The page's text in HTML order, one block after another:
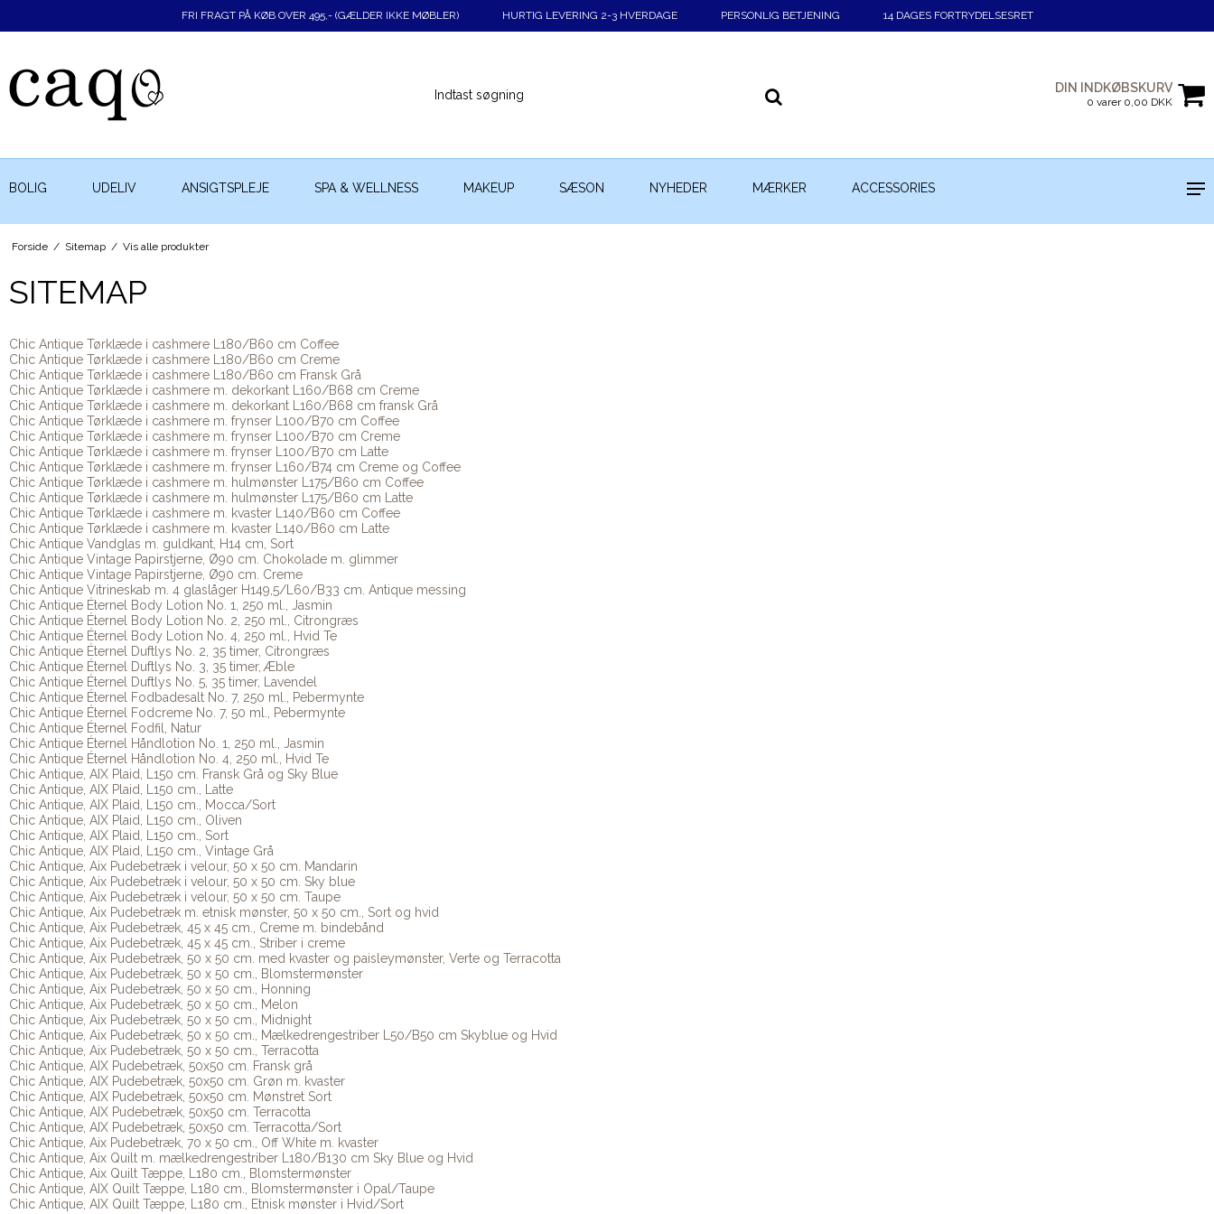
FRI FRAGT PÅ KØB OVER 495,- (GÆLDER IKKE MØBLER) HURTIG LEVERING 2-3 HVERDAGE PERSONLIG BETJENING 14 DAGES FORTRYDELSESRET
DIN INDKØBSKURV
0 varer 0,00 DKK
BOLIG UDELIV ANSIGTSPLEJE SPA & WELLNESS MAKEUP SÆSON NYHEDER MÆRKER ACCESSORIES
Forside / Sitemap / Vis alle produkter
SITEMAP
Chic Antique Tørklæde i cashmere L180/B60 cm Coffee
Chic Antique Tørklæde i cashmere L180/B60 cm Creme
Chic Antique Tørklæde i cashmere L180/B60 cm Fransk Grå
Chic Antique Tørklæde i cashmere m. dekorkant L160/B68 cm Creme
Chic Antique Tørklæde i cashmere m. dekorkant L160/B68 cm fransk Grå
Chic Antique Tørklæde i cashmere m. frynser L100/B70 cm Coffee
Chic Antique Tørklæde i cashmere m. frynser L100/B70 cm Creme
Chic Antique Tørklæde i cashmere m. frynser L100/B70 cm Latte
Chic Antique Tørklæde i cashmere m. frynser L160/B74 cm Creme og Coffee
Chic Antique Tørklæde i cashmere m. hulmønster L175/B60 cm Coffee
Chic Antique Tørklæde i cashmere m. hulmønster L175/B60 cm Latte
Chic Antique Tørklæde i cashmere m. kvaster L140/B60 cm Coffee
Chic Antique Tørklæde i cashmere m. kvaster L140/B60 cm Latte
Chic Antique Vandglas m. guldkant, H14 cm, Sort
Chic Antique Vintage Papirstjerne, Ø90 cm. Chokolade m. glimmer
Chic Antique Vintage Papirstjerne, Ø90 cm. Creme
Chic Antique Vitrineskab m. 4 glaslåger H149,5/L60/B33 cm. Antique messing
Chic Antique Éternel Body Lotion No. 1, 250 ml., Jasmin
Chic Antique Éternel Body Lotion No. 2, 250 ml., Citrongræs
Chic Antique Éternel Body Lotion No. 4, 250 ml., Hvid Te
Chic Antique Éternel Duftlys No. 2, 35 timer, Citrongræs
Chic Antique Éternel Duftlys No. 3, 35 timer, Æble
Chic Antique Éternel Duftlys No. 5, 35 timer, Lavendel
Chic Antique Éternel Fodbadesalt No. 7, 250 ml., Pebermynte
Chic Antique Éternel Fodcreme No. 7, 50 ml., Pebermynte
Chic Antique Éternel Fodfil, Natur
Chic Antique Éternel Håndlotion No. 1, 250 ml., Jasmin
Chic Antique Éternel Håndlotion No. 4, 250 ml., Hvid Te
Chic Antique, AIX Plaid, L150 cm. Fransk Grå og Sky Blue
Chic Antique, AIX Plaid, L150 cm., Latte
Chic Antique, AIX Plaid, L150 cm., Mocca/Sort
Chic Antique, AIX Plaid, L150 cm., Oliven
Chic Antique, AIX Plaid, L150 cm., Sort
Chic Antique, AIX Plaid, L150 cm., Vintage Grå
Chic Antique, Aix Pudebetræk i velour, 50 x 50 cm. Mandarin
Chic Antique, Aix Pudebetræk i velour, 50 x 50 cm. Sky blue
Chic Antique, Aix Pudebetræk i velour, 50 x 50 cm. Taupe
Chic Antique, Aix Pudebetræk m. etnisk mønster, 50 x 50 cm., Sort og hvid
Chic Antique, Aix Pudebetræk, 45 x 45 cm., Creme m. bindebånd
Chic Antique, Aix Pudebetræk, 45 x 45 cm., Striber i creme
Chic Antique, Aix Pudebetræk, 50 x 50 cm. med kvaster og paisleymønster, Verte og Terracotta
Chic Antique, Aix Pudebetræk, 50 x 50 cm., Blomstermønster
Chic Antique, Aix Pudebetræk, 50 x 50 cm., Honning
Chic Antique, Aix Pudebetræk, 50 x 50 cm., Melon
Chic Antique, Aix Pudebetræk, 50 x 50 cm., Midnight
Chic Antique, Aix Pudebetræk, 50 x 50 cm., Mælkedrengestriber L50/B50 cm Skyblue og Hvid
Chic Antique, Aix Pudebetræk, 50 x 50 cm., Terracotta
Chic Antique, AIX Pudebetræk, 50x50 cm. Fransk grå
Chic Antique, AIX Pudebetræk, 50x50 cm. Grøn m. kvaster
Chic Antique, AIX Pudebetræk, 50x50 cm. Mønstret Sort
Chic Antique, AIX Pudebetræk, 50x50 cm. Terracotta
Chic Antique, AIX Pudebetræk, 50x50 cm. Terracotta/Sort
Chic Antique, Aix Pudebetræk, 70 x 50 cm., Off White m. kvaster
Chic Antique, Aix Quilt m. mælkedrengestriber L180/B130 cm Sky Blue og Hvid
Chic Antique, Aix Quilt Tæppe, L180 cm., Blomstermønster
Chic Antique, AIX Quilt Tæppe, L180 cm., Blomstermønster i Opal/Taupe
Chic Antique, AIX Quilt Tæppe, L180 cm., Etnisk mønster i Hvid/Sort